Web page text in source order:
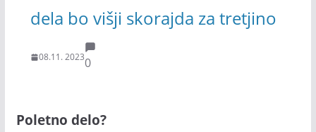
dela bo višji skorajda za tretjino
08.11. 20230
Poletno delo?